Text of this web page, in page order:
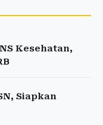
Kesehatan,
Siapkan